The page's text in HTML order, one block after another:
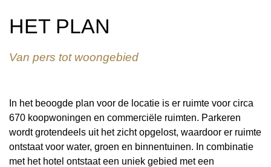
HET PLAN
Van pers tot woongebied
In het beoogde plan voor de locatie is er ruimte voor circa
670 koopwoningen en commerciële ruimten. Parkeren
wordt grotendeels uit het zicht opgelost, waardoor er ruimte
ontstaat voor water, groen en binnentuinen. In combinatie
met het hotel ontstaat een uniek gebied met een